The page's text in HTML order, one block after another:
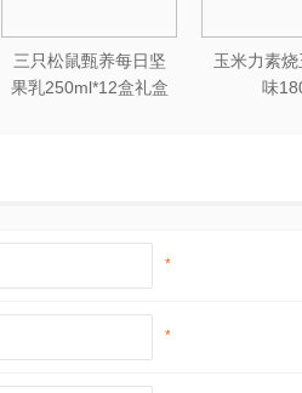
三只松鼠甄养每日坚
果乳250ml*12盒礼盒
玉米力素
味
*
*